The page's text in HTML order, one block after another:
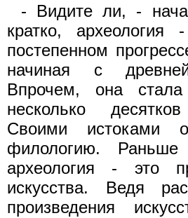
- Видите ли, -
кратко,
постепенном
начиная с
Впрочем, она
несколько
Своими истоками
филологию.
археология - это
искусства. Ведя
произведения